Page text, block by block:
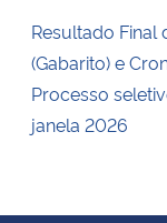
Resultado
(Gabarito) e
Processo
janela 2026